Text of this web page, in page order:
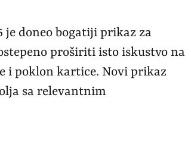
je doneo bogatiji prikaz za
proširiti isto iskustvo na
i poklon kartice. Novi prikaz
sa relevantnim